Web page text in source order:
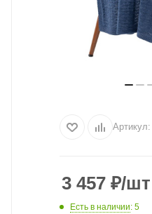
Артикул:
3 457 ₽/шт
Есть в наличии: 5